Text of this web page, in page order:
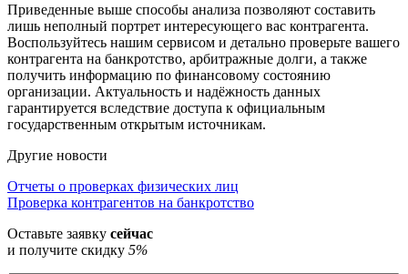
Приведенные выше способы анализа позволяют составить
лишь неполный портрет интересующего вас контрагента.
Воспользуйтесь нашим сервисом и детально проверьте вашего
контрагента на банкротство, арбитражные долги, а также
получить информацию по финансовому состоянию
организации. Актуальность и надёжность данных
гарантируется вследствие доступа к официальным
государственным открытым источникам.
Другие новости
Навигация
по
записям
Отчеты о проверках физических лиц
Проверка контрагентов на банкротство
Оставьте заявку сейчас
и получите скидку 5%